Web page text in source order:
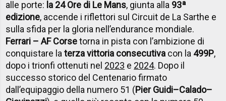
alle porte: la 24 Ore di Le Mans, giunta alla 93ª
edizione, accende i riflettori sul Circuit de La Sarthe e
sulla sfida per la gloria nell’endurance mondiale.
Ferrari – AF Corsetorna in pista con l’ambizione di
conquistare laterza vittoria consecutiva con la 499P,
dopo i trionfi ottenuti nel 2023 e 2024. Dopo il
successo storico del Centenario firmato
dall’equipaggio della numero 51 (Pier Guidi–Calado–